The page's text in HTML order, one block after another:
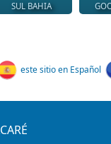
SUL BAHIA
este sitio en Español